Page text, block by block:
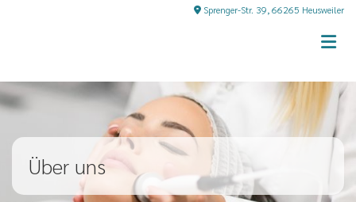
 Sprenger-Str. 39, 66265 Heusweiler
Über uns